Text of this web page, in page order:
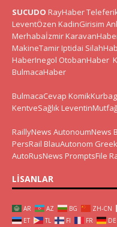
SUCUDO RayHaber
LeventÖzen KadinGirisim
Merhabaİzmir
MakineTamir Iptidai
HaberInegol OtobanHaber
BulmacaHaber
BulmacaCevap
KentveSağlık
RaillyNews AutonoumNews
PersRail BlauAutonom
AutoRusNews PromptsFile
LISANLAR
AR AZ BG ZH-CN
ET
TL FI FR DE